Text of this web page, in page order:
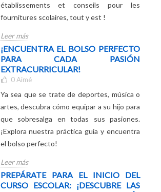
notre guide complet. Dates clés, aides
financières, nouveautés dans les
établissements et conseils pour les
fournitures scolaires, tout y est !
Leer más
¡ENCUENTRA EL BOLSO PERFECTO
PARA CADA PASIÓN
EXTRACURRICULAR!
0Aimé
Ya sea que se trate de deportes, música o
artes, descubra cómo equipar a su hijo para
que sobresalga en todas sus pasiones.
¡Explora nuestra práctica guía y encuentra
el bolso perfecto!
Leer más